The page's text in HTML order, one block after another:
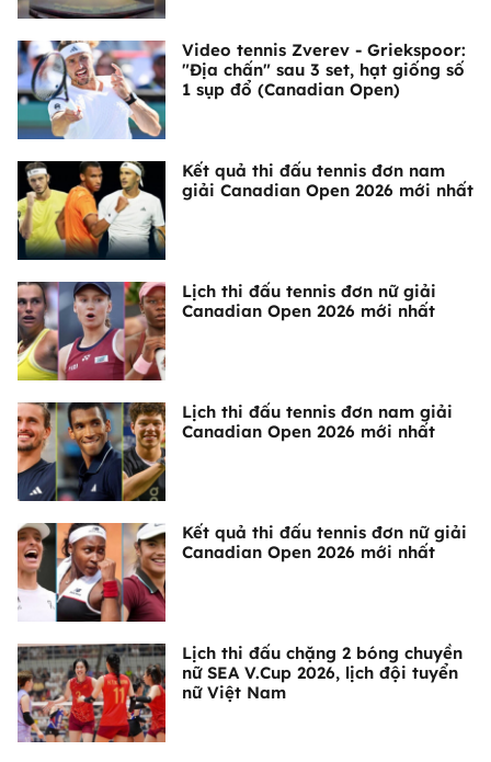
Video tennis Zverev - Griekspoor:
"Địa chấn" sau 3 set, hạt giống số
1 sụp đổ (Canadian Open)
Kết quả thi đấu tennis đơn nam
giải Canadian Open 2026 mới nhất
Lịch thi đấu tennis đơn nữ giải
Canadian Open 2026 mới nhất
Lịch thi đấu tennis đơn nam giải
Canadian Open 2026 mới nhất
Kết quả thi đấu tennis đơn nữ giải
Canadian Open 2026 mới nhất
Lịch thi đấu chặng 2 bóng chuyền
nữ SEA V.Cup 2026, lịch đội tuyển
nữ Việt Nam